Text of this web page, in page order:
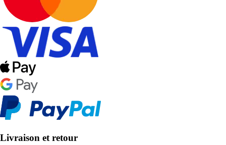
Livraison et retour